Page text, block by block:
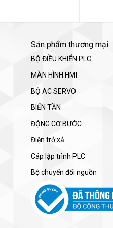
Sản phẩm thương mại
BỘ ĐIỀU KHIỂN PLC
MÀN HÌNH HMI
BỘ AC SERVO
BIẾN TẦN
ĐỘNG CƠ BƯỚC
Điện trở xả
Cáp lập trình PLC
Bộ chuyển đổi nguồn